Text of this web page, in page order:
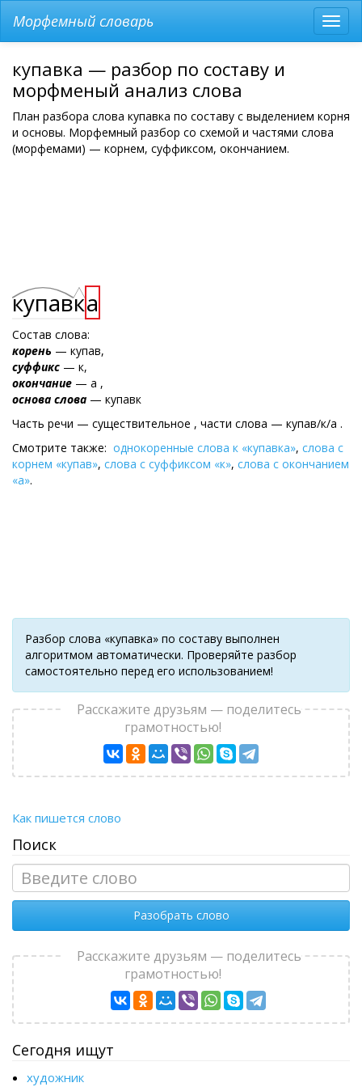
меню
Морфемный словарь
купавка — разбор по составу и
морфменый анализ слова
План разбора слова купавка по составу с выделением корня
и основы. Морфемный разбор со схемой и частями слова
(морфемами) — корнем, суффиксом, окончанием.
купавка
Состав слова:
корень — купав,
суффикс — к,
окончание — а ,
основа слова — купавк
Часть речи — существительное , части слова — купав/к/а .
Смотрите также: однокоренные слова к «купавка», слова с
корнем «купав», слова с суффиксом «к», слова с окончанием
«а».
Разбор слова «купавка» по составу выполнен
алгоритмом автоматически. Проверяйте разбор
самостоятельно перед его использованием!
Расскажите друзьям — поделитесь
грамотностью!
Как пишется слово
Поиск
Разобрать слово
Расскажите друзьям — поделитесь
грамотностью!
Сегодня ищут
художник